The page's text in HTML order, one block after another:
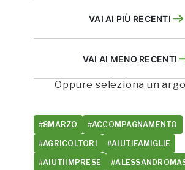
VAI AI PIÙ RECENTI
VAI AI MENO RECENTI
Oppure seleziona un
#8MARZO #ACCOMPAGNAMENTO
#AGRICOLTORI #AIUTIFAMIGLIE
#AIUTIIMPRESE